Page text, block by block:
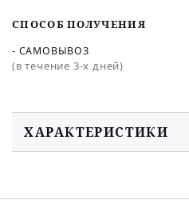
СПОСОБ ПОЛУЧЕНИЯ
- САМОВЫВОЗ
(в течение 3-х дней)
ХАРАКТЕРИСТИКИ